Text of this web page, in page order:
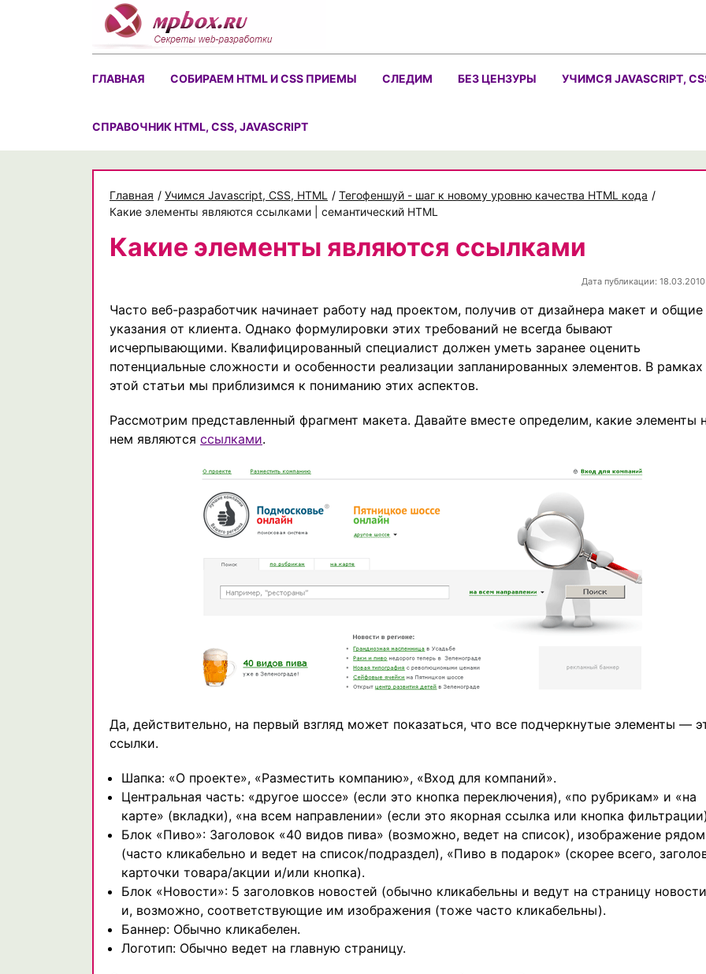
ГЛАВНАЯ СОБИРАЕМ HTML И CSS ПРИЕМЫ СЛЕДИМ БЕЗ ЦЕНЗУРЫ УЧИМСЯ JAVASCRIPT,
CПРАВОЧНИК HTML, CSS, JAVASCRIPT
Главная / Учимся Javascript, CSS, HTML / Тегофеншуй - шаг к новому уровню качества HTML кода /
Какие элементы являются ссылками | семантический HTML
Какие элементы являются ссылками
Дата публикации: 18.03.2010
Часто веб-разработчик начинает работу над проектом, получив от дизайнера макет и общие
указания от клиента. Однако формулировки этих требований не всегда бывают
исчерпывающими. Квалифицированный специалист должен уметь заранее оценить
потенциальные сложности и особенности реализации запланированных элементов. В рамках
этой статьи мы приблизимся к пониманию этих аспектов.
Рассмотрим представленный фрагмент макета. Давайте вместе определим, какие элементы
нем являются ссылками.
Да, действительно, на первый взгляд может показаться, что все подчеркнутые элементы —
ссылки.
Шапка: «О проекте», «Разместить компанию», «Вход для компаний».
Центральная часть: «другое шоссе» (если это кнопка переключения), «по рубрикам» и «на
карте» (вкладки), «на всем направлении» (если это якорная ссылка или кнопка
Блок «Пиво»: Заголовок «40 видов пива» (возможно, ведет на список), изображение рядом
(часто кликабельно и ведет на список/подраздел), «Пиво в подарок» (скорее всего,
карточки товара/акции и/или кнопка).
Блок «Новости»: 5 заголовков новостей (обычно кликабельны и ведут на страницу
и, возможно, соответствующие им изображения (тоже часто кликабельны).
Баннер: Обычно кликабелен.
Логотип: Обычно ведет на главную страницу.